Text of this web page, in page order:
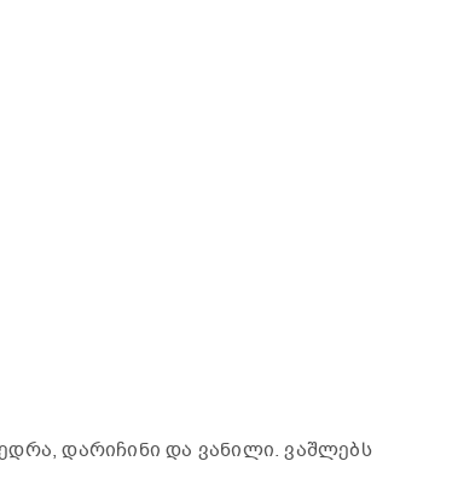
დარიჩინი და ვანილი. ვაშლებს